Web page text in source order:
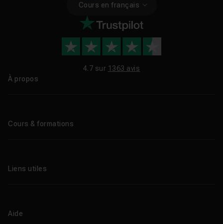
Cours en français
4.7 sur 1363 avis
À propos
Cours & formations
Formations certifiantes
Promos
Liens utiles
Centres de formation
Aide